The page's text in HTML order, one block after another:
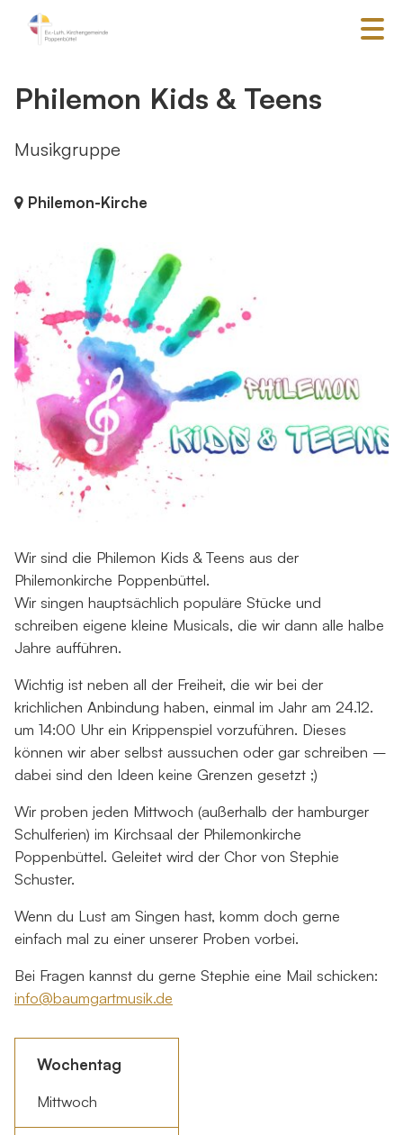
Philemon Kids & Teens
Musikgruppe
Philemon-Kirche
Wir sind die Philemon Kids & Teens aus der
Philemonkirche Poppenbüttel.
Wir singen hauptsächlich populäre Stücke und
schreiben eigene kleine Musicals, die wir dann alle halbe
Jahre aufführen.
Wichtig ist neben all der Freiheit, die wir bei der
krichlichen Anbindung haben, einmal im Jahr am 24.12.
um 14:00 Uhr ein Krippenspiel vorzuführen. Dieses
können wir aber selbst aussuchen oder gar schreiben –
dabei sind den Ideen keine Grenzen gesetzt ;)
Wir proben jeden Mittwoch (außerhalb der hamburger
Schulferien) im Kirchsaal der Philemonkirche
Poppenbüttel. Geleitet wird der Chor von Stephie
Schuster.
Wenn du Lust am Singen hast, komm doch gerne
einfach mal zu einer unserer Proben vorbei.
Bei Fragen kannst du gerne Stephie eine Mail schicken:
info@baumgartmusik.de
Wochentag
Mittwoch